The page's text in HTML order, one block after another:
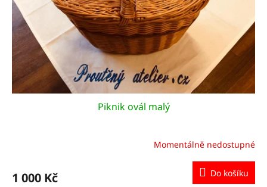
u
Piknik ovál malý
Momentálně nedostupné
1 000 Kč Do košíku